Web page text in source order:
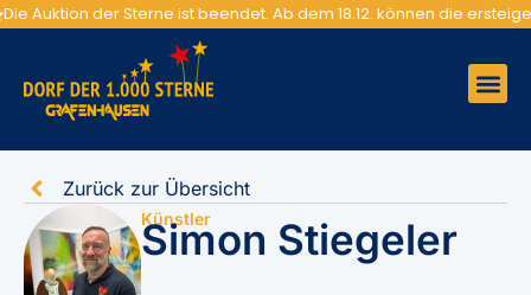
Die Auktion der Sterne ist beendet. Ab dem 18.12. können die
Zurück zur Übersicht
Künstler
Simon Stiegeler